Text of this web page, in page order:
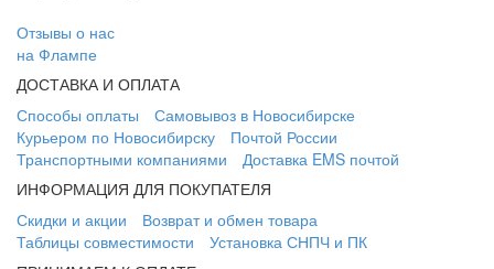
Отзывы о нас
на Флампе
ДОСТАВКА И ОПЛАТА
Способы оплаты
Самовывоз в Новосибирске
Курьером по Новосибирску
Почтой России
Транспортными компаниями
Доставка EMS почтой
ИНФОРМАЦИЯ ДЛЯ ПОКУПАТЕЛЯ
Скидки и акции
Возврат и обмен товара
Таблицы совместимости
Установка СНПЧ и ПК